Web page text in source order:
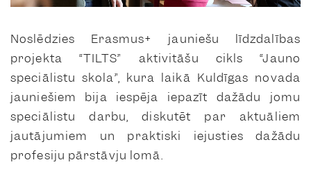
Noslēdzies Erasmus+ jauniešu līdzdalības
projekta “TILTS” aktivitāšu cikls “Jauno
speciālistu skola”, kura laikā Kuldīgas novada
jauniešiem bija iespēja iepazīt dažādu jomu
speciālistu darbu, diskutēt par aktuāliem
jautājumiem un praktiski iejusties dažādu
profesiju pārstāvju lomā.